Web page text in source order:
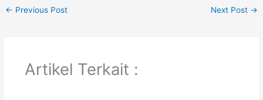
← Previous Post Next Post →
Artikel Terkait :